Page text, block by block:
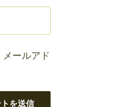
ールアド